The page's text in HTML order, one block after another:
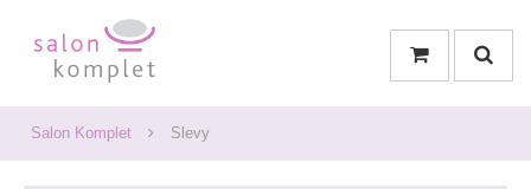
Salon Komplet Slevy